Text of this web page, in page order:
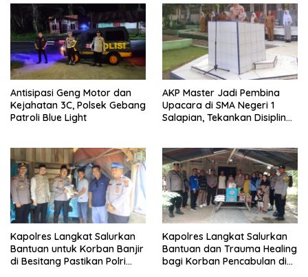
Antisipasi Geng Motor dan
Kejahatan 3C, Polsek Gebang
Patroli Blue Light
AKP Master Jadi Pembina
Upacara di SMA Negeri 1
Salapian, Tekankan Disiplin
Kapolres Langkat Salurkan
Bantuan untuk Korban Banjir
di Besitang Pastikan Polri
Kapolres Langkat Salurkan
Bantuan dan Trauma Healing
bagi Korban Pencabulan di